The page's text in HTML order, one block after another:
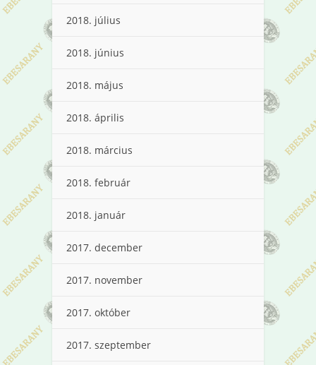
2018. július
2018. június
2018. május
2018. április
2018. március
2018. február
2018. január
2017. december
2017. november
2017. október
2017. szeptember